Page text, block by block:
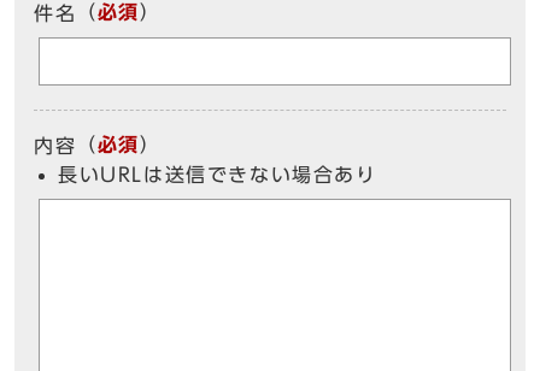
件名 （必須）
内容 （必須）
長いURLは送信できない場合あり